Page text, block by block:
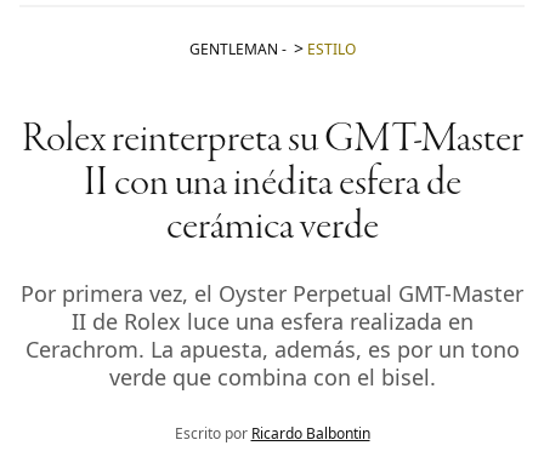
GENTLEMAN - ESTILO
Rolex reinterpreta su GMT-Master
II con una inédita esfera de
cerámica verde
Por primera vez, el Oyster Perpetual GMT-Master
II de Rolex luce una esfera realizada en
Cerachrom. La apuesta, además, es por un tono
verde que combina con el bisel.
Escrito por Ricardo Balbontin